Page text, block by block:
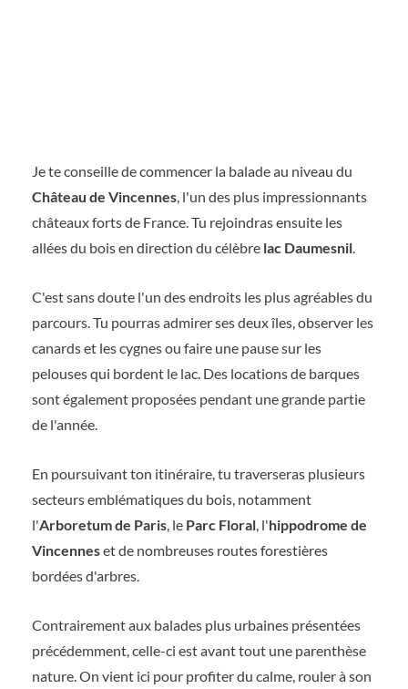
Je te conseille de commencer la balade au niveau du
Château de Vincennes, l'un des plus impressionnants
châteaux forts de France. Tu rejoindras ensuite les
allées du bois en direction du célèbre lac Daumesnil.
C'est sans doute l'un des endroits les plus agréables du
parcours. Tu pourras admirer ses deux îles, observer les
canards et les cygnes ou faire une pause sur les
pelouses qui bordent le lac. Des locations de barques
sont également proposées pendant une grande partie
de l'année.
En poursuivant ton itinéraire, tu traverseras plusieurs
secteurs emblématiques du bois, notamment
l'Arboretum de Paris, le Parc Floral, l'hippodrome de
Vincenneset de nombreuses routes forestières
bordées d'arbres.
Contrairement aux balades plus urbaines présentées
précédemment, celle-ci est avant tout une parenthèse
nature. On vient ici pour profiter du calme, rouler à son